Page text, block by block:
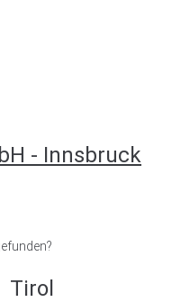
- Innsbruck
Tirol